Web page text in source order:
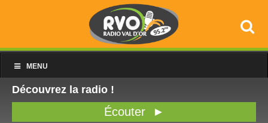
MENU
Découvrez la radio !
Écouter ►